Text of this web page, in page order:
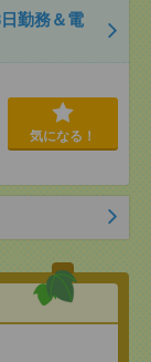
勤務＆電
気になる！